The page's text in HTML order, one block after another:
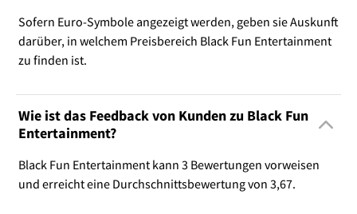
Sofern Euro-Symbole angezeigt werden, geben sie Auskunft
darüber, in welchem Preisbereich Black Fun Entertainment
zu finden ist.
Wie ist das Feedback von Kunden zu Black Fun
Entertainment?
Black Fun Entertainment kann 3 Bewertungen vorweisen
und erreicht eine Durchschnittsbewertung von 3,67.